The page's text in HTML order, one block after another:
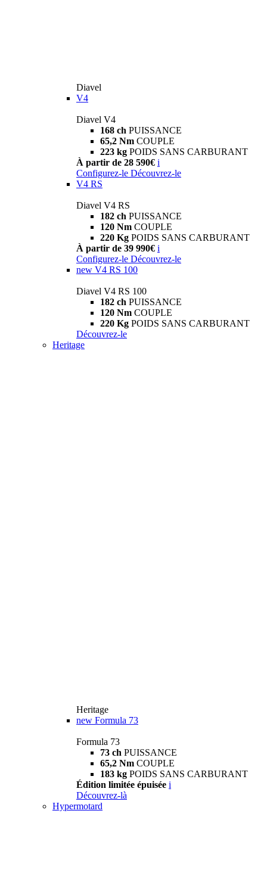
Diavel
V4
Diavel V4
168 ch PUISSANCE
65,2 Nm COUPLE
223 kg POIDS SANS CARBURANT
À partir de 28 590€ i
Configurez-le Découvrez-le
V4 RS
Diavel V4 RS
182 ch PUISSANCE
120 Nm COUPLE
220 Kg POIDS SANS CARBURANT
À partir de 39 990€ i
Configurez-le Découvrez-le
new V4 RS 100
Diavel V4 RS 100
182 ch PUISSANCE
120 Nm COUPLE
220 Kg POIDS SANS CARBURANT
Découvrez-le
Heritage
Heritage
new Formula 73
Formula 73
73 ch PUISSANCE
65,2 Nm COUPLE
183 kg POIDS SANS CARBURANT
Édition limitée épuisée i
Découvrez-là
Hypermotard